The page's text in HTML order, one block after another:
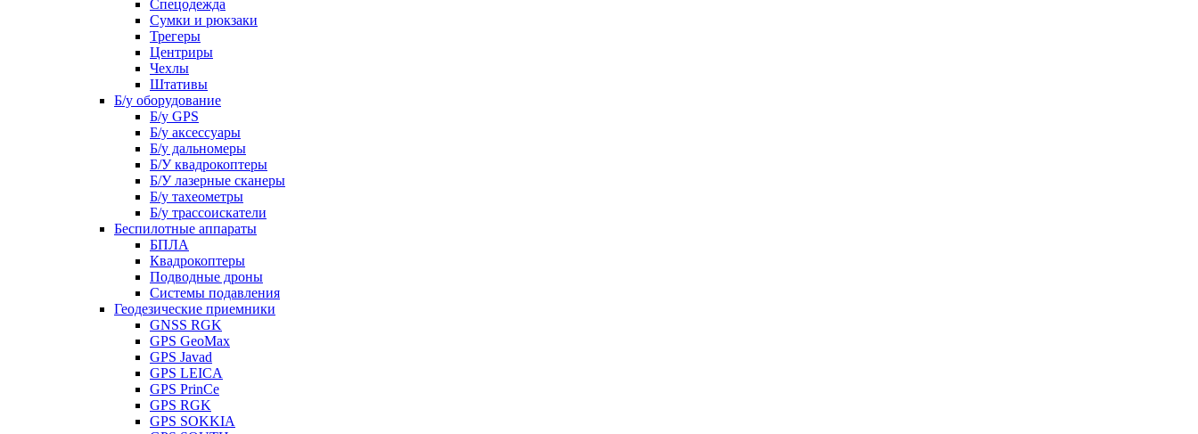
Спецодежда
Сумки и рюкзаки
Трегеры
Центриры
Чехлы
Штативы
Б/у оборудование
Б/у GPS
Б/у аксессуары
Б/у дальномеры
Б/У квадрокоптеры
Б/У лазерные сканеры
Б/у тахеометры
Б/у трассоискатели
Беспилотные аппараты
БПЛА
Квадрокоптеры
Подводные дроны
Системы подавления
Геодезические приемники
GNSS RGK
GPS GeoMax
GPS Javad
GPS LEICA
GPS PrinCe
GPS RGK
GPS SOKKIA